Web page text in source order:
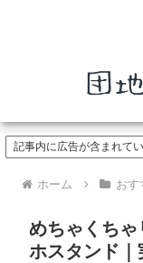
記事内に広告が含まれてい
ホーム おす
めちゃくち
ホスタンド